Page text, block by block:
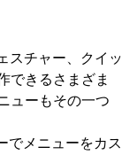
スチャー、クイッ
できるさまざま
ューもその一つ
でメニューをカス